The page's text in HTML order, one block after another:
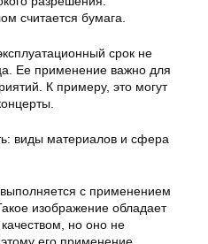
считается бумага.
срок не
Ее применение важно для
К примеру, это могут
с применением
изображение обладает
но оно не